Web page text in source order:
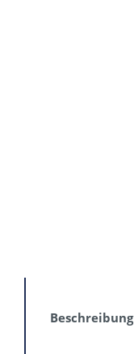
Beschreibung